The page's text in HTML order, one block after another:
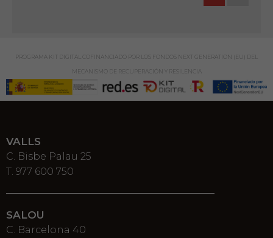
PROGRAMA KIT DIGITAL COFINANCIADO POR LOS FONDOS NEXT GENERATION (EU) DEL
MECANISMO DE RECUPERACIÓN Y RESILENCIA
VALLS
C. Bisbe Palau 25
T. 977 600 750
SALOU
C. Barcelona 40